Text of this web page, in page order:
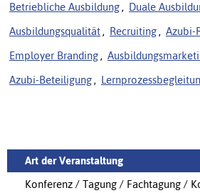
Betriebliche Ausbildung , Duale
Ausbildungsqualität , Recruiting , Azubi-
Employer Branding ,
Azubi-Beteiligung ,
Art der Veranstaltung
Konferenz / Tagung / Fachtagung /